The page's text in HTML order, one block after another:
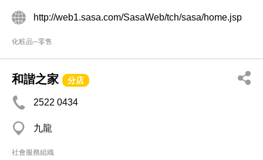
http://web1.sasa.com/SasaWeb/tch/sasa/home.jsp
化粧品─零售
和諧之家 分店
2522 0434
九龍
社會服務組織